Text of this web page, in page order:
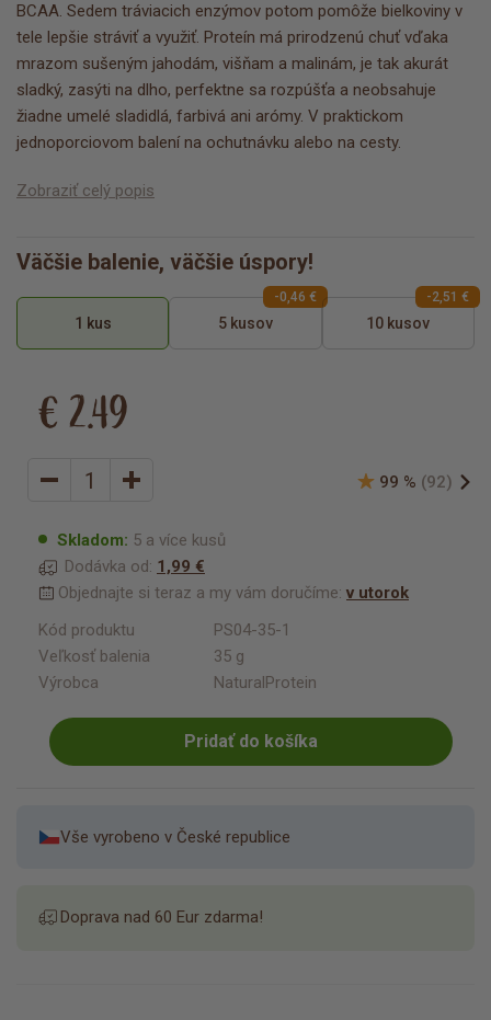
BCAA. Sedem tráviacich enzýmov potom pomôže bielkoviny v
tele lepšie stráviť a využiť. Proteín má prirodzenú chuť vďaka
mrazom sušeným jahodám, višňam a malinám, je tak akurát
sladký, zasýti na dlho, perfektne sa rozpúšťa a neobsahuje
žiadne umelé sladidlá, farbivá ani arómy. V praktickom
jednoporciovom balení na ochutnávku alebo na cesty.
Zobraziť celý popis
Väčšie balenie, väčšie úspory!
1 kus 5 kusov
-0,46 €
10 kusov
-2,51 €
99 % (92)
€ 2.49
Skladom: 5 a více kusů
Dodávka od: 1,99 €
Objednajte si teraz a my vám doručíme: v utorok
Kód produktu
PS04-35-1
Veľkosť balenia
35 g
Výrobca
NaturalProtein
Pridať do košíka
Vše vyrobeno v České republice
Doprava nad 60 Eur zdarma!